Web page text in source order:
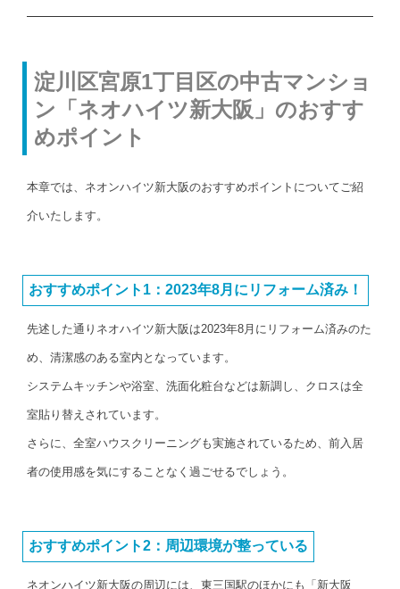
淀川区宮原1丁目区の中古マンショ
ン「ネオハイツ新大阪」のおすす
めポイント
本章では、ネオンハイツ新大阪のおすすめポイントについてご紹
介いたします。
おすすめポイント1：2023年8月にリフォーム済み！
先述した通りネオハイツ新大阪は2023年8月にリフォーム済みのた
め、清潔感のある室内となっています。
システムキッチンや浴室、洗面化粧台などは新調し、クロスは全
室貼り替えされています。
さらに、全室ハウスクリーニングも実施されているため、前入居
者の使用感を気にすることなく過ごせるでしょう。
おすすめポイント2：周辺環境が整っている
ネオンハイツ新大阪の周辺には、東三国駅のほかにも「新大阪